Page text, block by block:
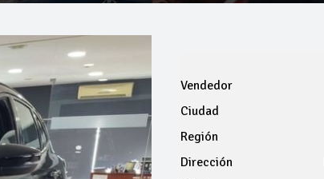
Vendedor
Ciudad
Región
Dirección